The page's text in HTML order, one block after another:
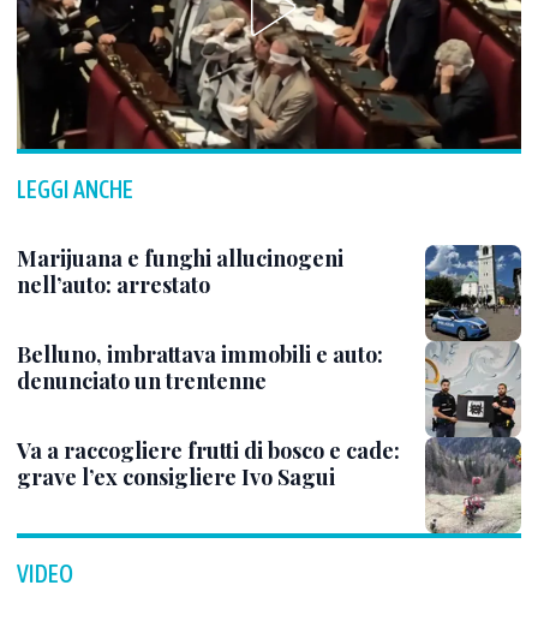
LEGGI ANCHE
Marijuana e funghi allucinogeni
nell’auto: arrestato
Belluno, imbrattava immobili e auto:
denunciato un trentenne
Va a raccogliere frutti di bosco e cade:
grave l’ex consigliere Ivo Sagui
VIDEO